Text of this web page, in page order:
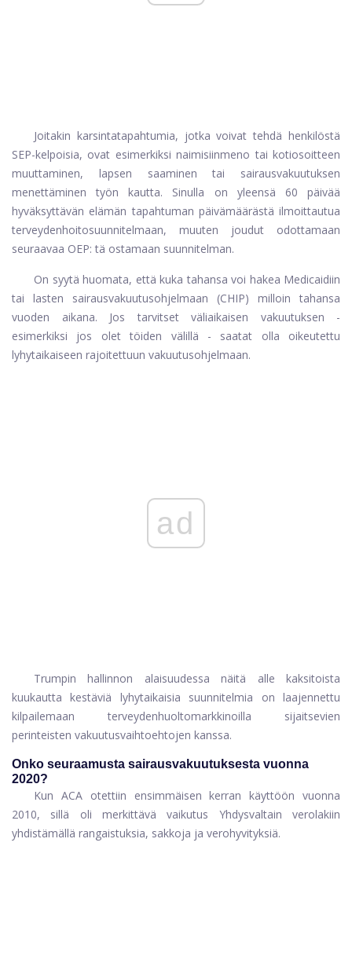
Joitakin karsintatapahtumia, jotka voivat tehdä henkilöstä
SEP-kelpoisia, ovat esimerkiksi naimisiinmeno tai kotiosoitteen
muuttaminen, lapsen saaminen tai sairausvakuutuksen
menettäminen työn kautta. Sinulla on yleensä 60 päivää
hyväksyttävän elämän tapahtuman päivämäärästä ilmoittautua
terveydenhoitosuunnitelmaan, muuten joudut odottamaan
seuraavaa OEP: tä ostamaan suunnitelman.
On syytä huomata, että kuka tahansa voi hakea Medicaidiin
tai lasten sairausvakuutusohjelmaan (CHIP) milloin tahansa
vuoden aikana. Jos tarvitset väliaikaisen vakuutuksen -
esimerkiksi jos olet töiden välillä - saatat olla oikeutettu
lyhytaikaiseen rajoitettuun vakuutusohjelmaan.
ad
Trumpin hallinnon alaisuudessa näitä alle kaksitoista
kuukautta kestäviä lyhytaikaisia ​​suunnitelmia on laajennettu
kilpailemaan terveydenhuoltomarkkinoilla sijaitsevien
perinteisten vakuutusvaihtoehtojen kanssa.
Onko seuraamusta sairausvakuutuksesta vuonna
2020?
Kun ACA otettiin ensimmäisen kerran käyttöön vuonna
2010, sillä oli merkittävä vaikutus Yhdysvaltain verolakiin
yhdistämällä rangaistuksia, sakkoja ja verohyvityksiä.